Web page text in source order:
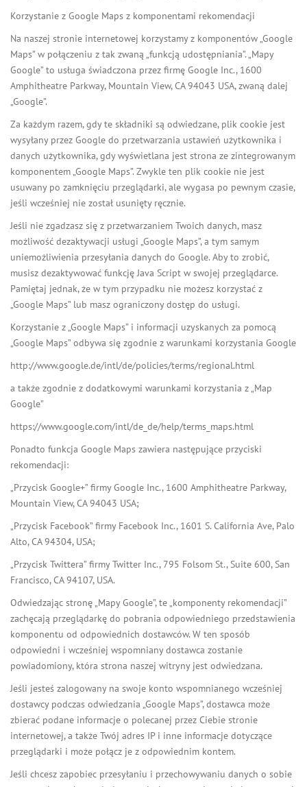
Korzystanie z Google Maps z komponentami rekomendacji
Na naszej stronie internetowej korzystamy z komponentów „Google
Maps” w połączeniu z tak zwaną „funkcją udostępniania”. „Mapy
Google” to usługa świadczona przez firmę Google Inc., 1600
Amphitheatre Parkway, Mountain View, CA 94043 USA, zwaną dalej
„Google”.
Za każdym razem, gdy te składniki są odwiedzane, plik cookie jest
wysyłany przez Google do przetwarzania ustawień użytkownika i
danych użytkownika, gdy wyświetlana jest strona ze zintegrowanym
komponentem „Google Maps”. Zwykle ten plik cookie nie jest
usuwany po zamknięciu przeglądarki, ale wygasa po pewnym czasie,
jeśli wcześniej nie został usunięty ręcznie.
Jeśli nie zgadzasz się z przetwarzaniem Twoich danych, masz
możliwość dezaktywacji usługi „Google Maps”, a tym samym
uniemożliwienia przesyłania danych do Google. Aby to zrobić,
musisz dezaktywować funkcję Java Script w swojej przeglądarce.
Pamiętaj jednak, że w tym przypadku nie możesz korzystać z
„Google Maps” lub masz ograniczony dostęp do usługi.
Korzystanie z „Google Maps” i informacji uzyskanych za pomocą
„Google Maps” odbywa się zgodnie z warunkami korzystania Google
http://www.google.de/intl/de/policies/terms/regional.html
a także zgodnie z dodatkowymi warunkami korzystania z „Map
Google”
https://www.google.com/intl/de_de/help/terms_maps.html
Ponadto funkcja Google Maps zawiera następujące przyciski
rekomendacji:
„Przycisk Google+” firmy Google Inc., 1600 Amphitheatre Parkway,
Mountain View, CA 94043 USA;
„Przycisk Facebook” firmy Facebook Inc., 1601 S. California Ave, Palo
Alto, CA 94304, USA;
„Przycisk Twittera” firmy Twitter Inc., 795 Folsom St., Suite 600, San
Francisco, CA 94107, USA.
Odwiedzając stronę „Mapy Google”, te „komponenty rekomendacji”
zachęcają przeglądarkę do pobrania odpowiedniego przedstawienia
komponentu od odpowiednich dostawców. W ten sposób
odpowiedni i wcześniej wspomniany dostawca zostanie
powiadomiony, która strona naszej witryny jest odwiedzana.
Jeśli jesteś zalogowany na swoje konto wspomnianego wcześniej
dostawcy podczas odwiedzania „Google Maps”, dostawca może
zbierać podane informacje o polecanej przez Ciebie stronie
internetowej, a także Twój adres IP i inne informacje dotyczące
przeglądarki i może połącz je z odpowiednim kontem.
Jeśli chcesz zapobiec przesyłaniu i przechowywaniu danych o sobie